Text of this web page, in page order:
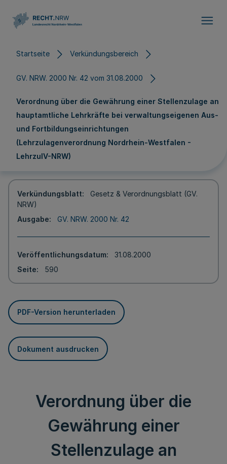
Startseite Verkündungsbereich
GV. NRW. 2000 Nr. 42 vom 31.08.2000
Verordnung über die Gewährung einer Stellenzulage an
hauptamtliche Lehrkräfte bei verwaltungseigenen Aus-
und Fortbildungseinrichtungen
(Lehrzulagenverordnung Nordrhein-Westfalen -
LehrzulV-NRW)
Verkündungsblatt
Gesetz & Verordnungsblatt (GV.
NRW)
Ausgabe
GV. NRW. 2000 Nr. 42
Veröffentlichungsdatum
31.08.2000
Seite
590
PDF-Version herunterladen
Dokument ausdrucken
Verordnung über die
Gewährung einer
Stellenzulage an